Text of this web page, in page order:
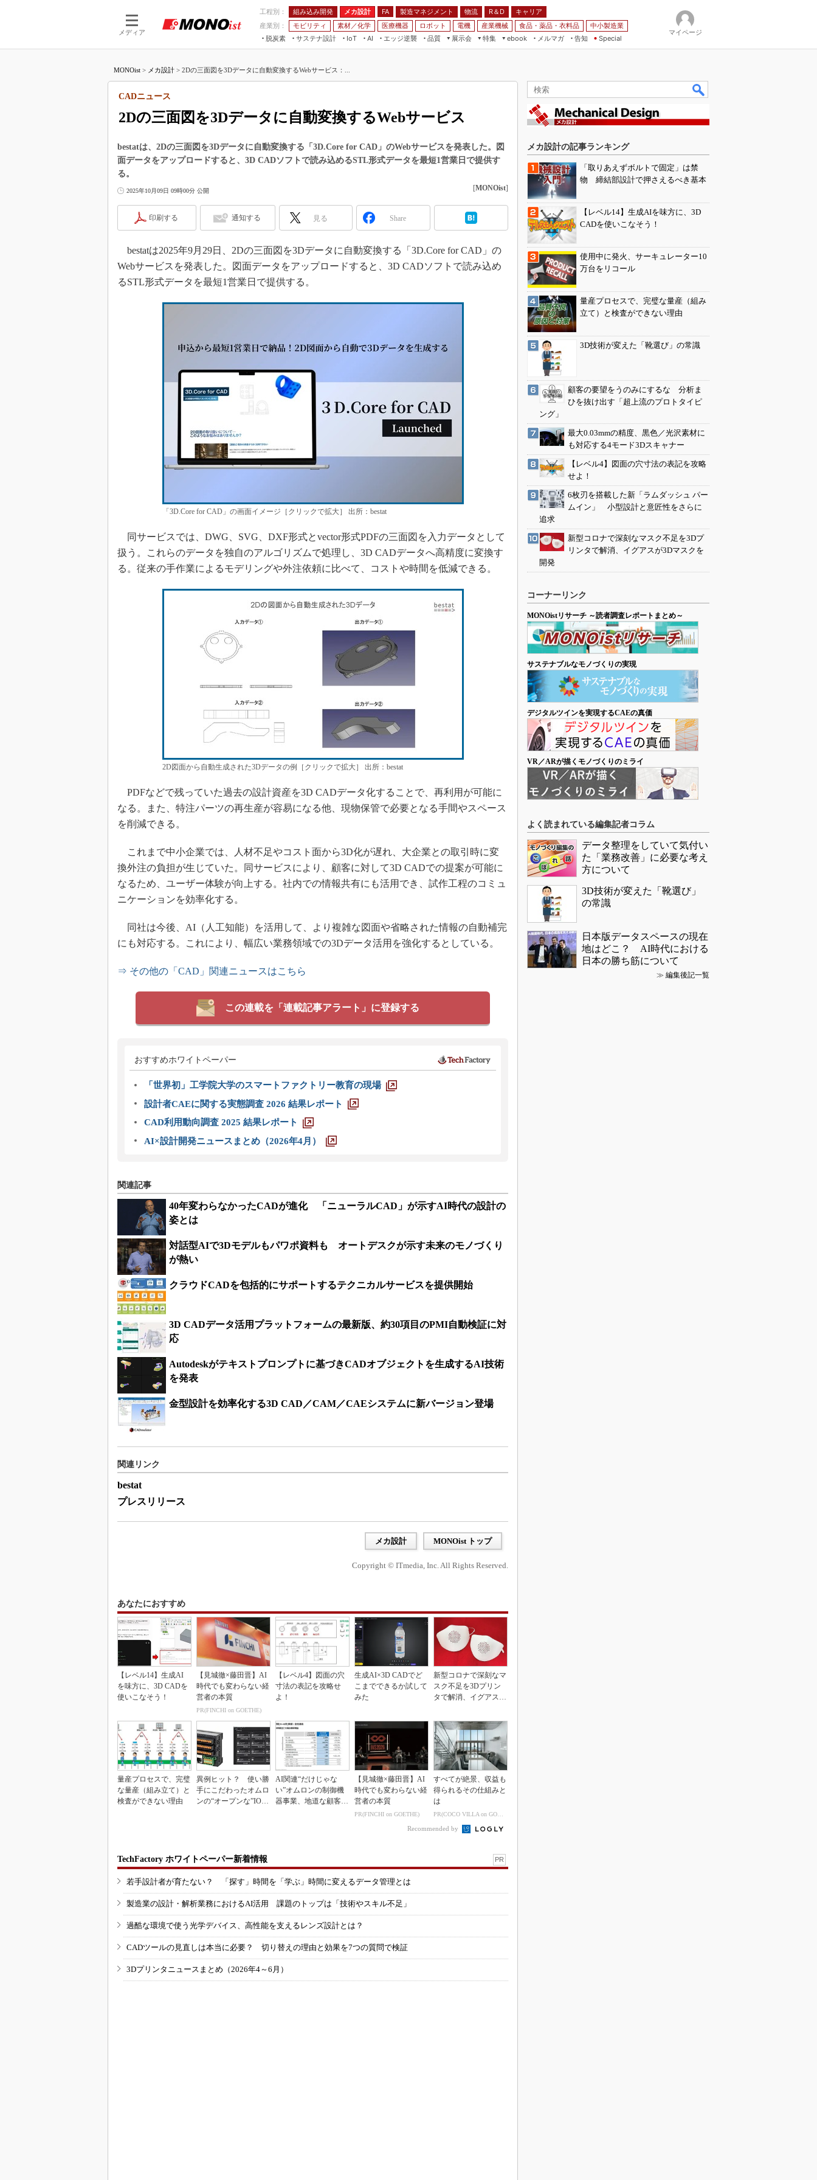
メディア
工程別： 組み込み開発 メカ設計 FA 製造マネジメント 物流 R＆D
キャリア
産業別：
モビリティ 素材／化学 医療機器 ロボット 電機 産業機械 食品・薬品・衣料品
中小製造業
脱炭素
サステナ設計
IoT
つながる工場
AI
AI×設備保全
エッジ逆襲 品質
展示会
JIMTOF
IIFES
ジャパンモビリティショー
スマート工場EXPO
EdgeTech+
日本ものづくりワールド
AUTOMOTIVE WORLD
特集
フィールドサービス
FPGA
組み込み画像技術
車載ソフト開発
無償設計ツール
イノベーション
植物工場
知財マネジメント
新型コロナへの対応
ebook
モビリティ
素材／化学
メルマガ
告知 Special
マイページ
MONOist > メカ設計 > 2Dの三面図を3Dデータに自動変換するWebサービス：...
2Dの三面図を3Dデータに自動変換するWebサービス
CADニュース
bestatは、2Dの三面図を3Dデータに自動変換する「3D.Core for CAD」のWebサービスを発表した。図
面データをアップロードすると、3D CADソフトで読み込めるSTL形式データを最短1営業日で提供す
る。
2025年10月09日 09時00分 公開 [MONOist]
印刷する 通知する 見る Share
bestatは2025年9月29日、2Dの三面図を3Dデータに自動変換する「3D.Core for CAD」の
Webサービスを発表した。図面データをアップロードすると、3D CADソフトで読み込め
るSTL形式データを最短1営業日で提供する。
「3D.Core for CAD」の画面イメージ［クリックで拡大］ 出所：bestat
同サービスでは、DWG、SVG、DXF形式とvector形式PDFの三面図を入力データとして
扱う。これらのデータを独自のアルゴリズムで処理し、3D CADデータへ高精度に変換す
る。従来の手作業によるモデリングや外注依頼に比べて、コストや時間を低減できる。
2D図面から自動生成された3Dデータの例［クリックで拡大］ 出所：bestat
PDFなどで残っていた過去の設計資産を3D CADデータ化することで、再利用が可能に
なる。また、特注パーツの再生産が容易になる他、現物保管で必要となる手間やスペース
を削減できる。
これまで中小企業では、人材不足やコスト面から3D化が遅れ、大企業との取引時に変
換外注の負担が生じていた。同サービスにより、顧客に対して3D CADでの提案が可能に
なるため、ユーザー体験が向上する。社内での情報共有にも活用でき、試作工程のコミュ
ニケーションを効率化する。
同社は今後、AI（人工知能）を活用して、より複雑な図面や省略された情報の自動補完
にも対応する。これにより、幅広い業務領域での3Dデータ活用を強化するとしている。
⇒ その他の「CAD」関連ニュースはこちら
この連載を「連載記事アラート」に登録する
おすすめホワイトペーパー
「世界初」工学院大学のスマートファクトリー教育の現場
設計者CAEに関する実態調査 2026 結果レポート
CAD利用動向調査 2025 結果レポート
AI×設計開発ニュースまとめ（2026年4月）
関連記事
40年変わらなかったCADが進化 「ニューラルCAD」が示すAI時代の設計の
姿とは
対話型AIで3Dモデルもパワポ資料も オートデスクが示す未来のモノづくり
が熱い
クラウドCADを包括的にサポートするテクニカルサービスを提供開始
3D CADデータ活用プラットフォームの最新版、約30項目のPMI自動検証に対
応
Autodeskがテキストプロンプトに基づきCADオブジェクトを生成するAI技術
を発表
金型設計を効率化する3D CAD／CAM／CAEシステムに新バージョン登場
関連リンク
bestat
プレスリリース
メカ設計 MONOist トップ
Copyright © ITmedia, Inc. All Rights Reserved.
あなたにおすすめ
【レベル14】生成AI
を味方に、3D CADを
使いこなそう！
【見城徹×藤田晋】AI
時代でも変わらない経
営者の本質
PR(FINCHI on GOETHE)
【レベル4】図面の穴
寸法の表記を攻略せ
よ！
生成AI×3D CADでど
こまでできるか試して
みた
新型コロナで深刻なマ
スク不足を3Dプリン
タで解消、イグアスが
量産プロセスで、完璧
な量産（組み立て）と
検査ができない理由
異例ヒット？ 使い勝
手にこだわったオムロ
ンの“オープンな”IO-L
AI関連“だけじゃな
い”オムロンの制御機
器事業、地道な顧客基
【見城徹×藤田晋】AI
時代でも変わらない経
営者の本質
PR(FINCHI on GOETHE)
すべてが絶景、収益も
得られるその仕組みと
は
PR(COCO VILLA on GOETHE)
Recommended by
TechFactory ホワイトペーパー新着情報 PR
若手設計者が育たない？ 「探す」時間を「学ぶ」時間に変えるデータ管理とは
製造業の設計・解析業務におけるAI活用 課題のトップは「技術やスキル不足」
過酷な環境で使う光学デバイス、高性能を支えるレンズ設計とは？
CADツールの見直しは本当に必要？ 切り替えの理由と効果を7つの質問で検証
3Dプリンタニュースまとめ（2026年4～6月）
メカ設計の記事ランキング
「取りあえずボルトで固定」は禁
物 締結部設計で押さえるべき基本
【レベル14】生成AIを味方に、3D
CADを使いこなそう！
使用中に発火、サーキュレーター10
万台をリコール
量産プロセスで、完璧な量産（組み
立て）と検査ができない理由
3D技術が変えた「靴選び」の常識
顧客の要望をうのみにするな 分析ま
ひを抜け出す「超上流のプロトタイピ
ング」
最大0.03mmの精度、黒色／光沢素材に
も対応する4モード3Dスキャナー
【レベル4】図面の穴寸法の表記を攻略
せよ！
6枚刃を搭載した新「ラムダッシュ パー
ムイン」 小型設計と意匠性をさらに
追求
新型コロナで深刻なマスク不足を3Dプ
リンタで解消、イグアスが3Dマスクを
開発
コーナーリンク
MONOistリサーチ ～読者調査レポートまとめ～
サステナブルなモノづくりの実現
デジタルツインを実現するCAEの真価
VR／ARが描くモノづくりのミライ
よく読まれている編集記者コラム
データ整理をしていて気付い
た「業務改善」に必要な考え
方について
3D技術が変えた「靴選び」
の常識
日本版データスペースの現在
地はどこ？ AI時代における
日本の勝ち筋について
≫ 編集後記一覧